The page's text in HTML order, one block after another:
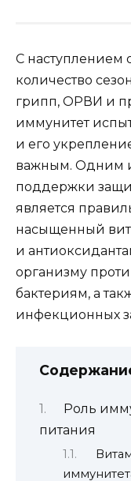
С наступлением
количество
грипп, ОРВИ и
иммунитет
и его
важным. Одним
поддержки
является
насыщенный
и
организму
бактериям, а
инфекционных
Роль
питания